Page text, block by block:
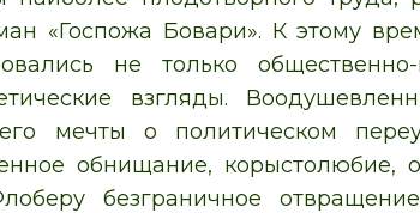
«Госпожа Бовари». К этому
не только
взгляды.
мечты о политическом
обнищание, корыстолюбие,
безграничное